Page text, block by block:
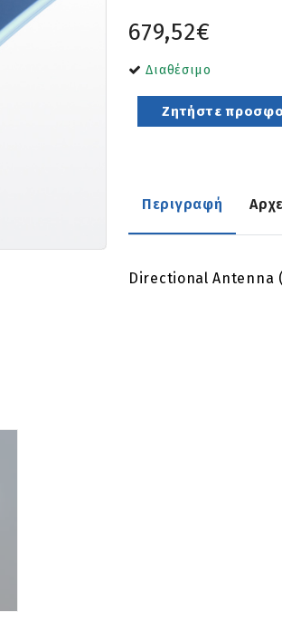
679,52€
Διαθέσιμο
Ζητήστε
Περιγραφή
Directional Antenna